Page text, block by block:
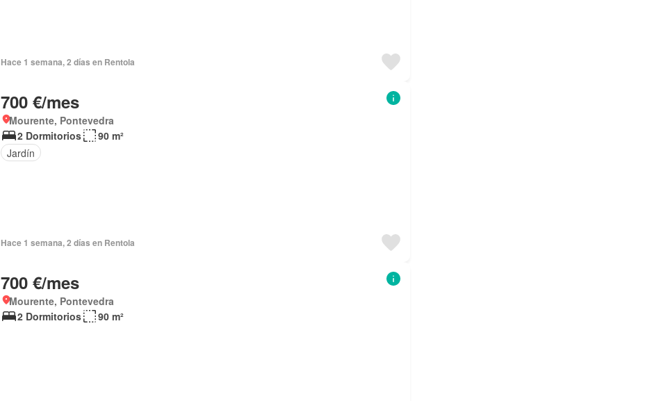
Hace 1 semana, 2 días en Rentola
700 €/mes
Mourente, Pontevedra
2 Dormitorios
90 m²
Jardín
Hace 1 semana, 2 días en Rentola
700 €/mes
Mourente, Pontevedra
2 Dormitorios
90 m²